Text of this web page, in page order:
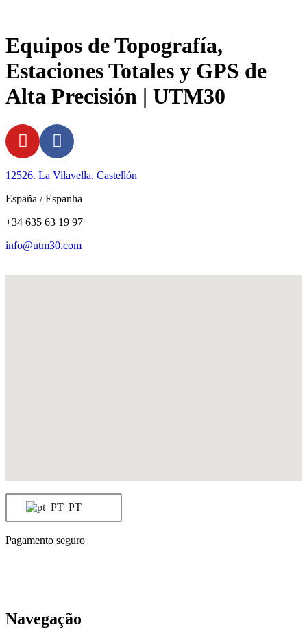
Equipos de Topografía,
Estaciones Totales y GPS de
Alta Precisión | UTM30
12526. La Vilavella. Castellón
España / Espanha
+34 635 63 19 97
info@utm30.com
PT
Pagamento seguro
Navegação